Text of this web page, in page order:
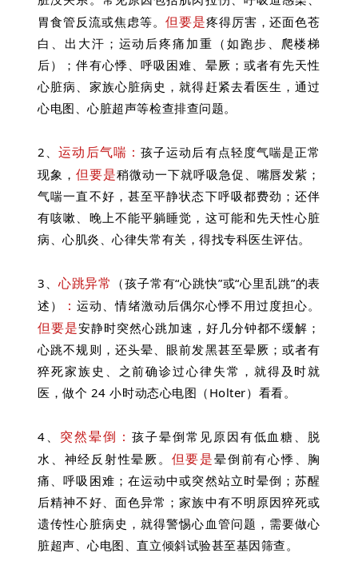
胃食管反流或焦虑等。 但要是疼得厉害，还面色苍
白、出大汗；运动后疼痛加重（如跑步、爬楼梯
后）；伴有心悸、呼吸困难、晕厥；或者有先天性
心脏病、家族心脏病史，就得赶紧去看医生，通过
心电图、心脏超声等检查排查问题。
2、运动后气喘： 孩子运动后有点轻度气喘是正常
现象， 但要是稍微动一下就呼吸急促、嘴唇发紫；
气喘一直不好，甚至平静状态下呼吸都费劲；还伴
有咳嗽、晚上不能平躺睡觉，这可能和先天性心脏
病、心肌炎、心律失常有关，得找专科医生评估。
3、 心跳异常 （孩子常有“心跳快”或“心里乱跳”的表
述）
：运动、情绪激动后偶尔心悸不用过度担心。
但要是安静时突然心跳加速，好几分钟都不缓解；
心跳不规则，还头晕、眼前发黑甚至晕厥；或者有
猝死家族史、之前确诊过心律失常，就得及时就
医，做个 24 小时动态心电图（Holter）看看。
4、 突然晕倒： 孩子晕倒常见原因有低血糖、脱
水、神经反射性晕厥。 但要是晕倒前有心悸、胸
痛、呼吸困难；在运动中或突然站立时晕倒；苏醒
后精神不好、面色异常；家族中有不明原因猝死或
遗传性心脏病史，就得警惕心血管问题，需要做心
脏超声、心电图、直立倾斜试验甚至基因筛查。